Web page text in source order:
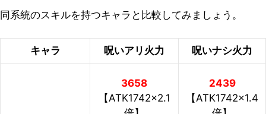
同系統のスキルを持つキャラと比較してみましょう。
キャラ 呪いアリ火力 呪いナシ火力
3658
【ATK1742×2.1
2439
【ATK1742×1.4